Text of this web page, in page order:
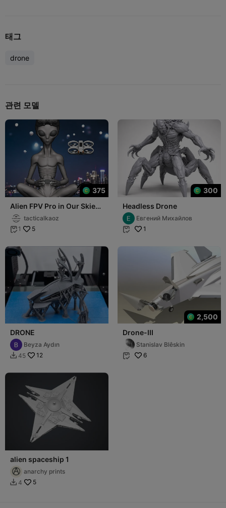
태그
drone
관련 모델
375
Alien FPV Pro in Our Skies
- Mystery Solved
tacticalkaoz
 1 5
300
Headless Drone
Евгений Михайлов
 1
DRONE
Beyza Aydın
 45 12
2,500
Drone-III
Stanislav Blêskin
 6
alien spaceship 1
anarchy prints
 4 5